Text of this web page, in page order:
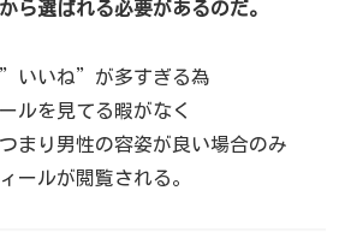
ら選ばれる必要があるのだ。
いいね”が多すぎる為
ルを見てる暇がなく
まり男性の容姿が良い場合のみ
ールが閲覧される。